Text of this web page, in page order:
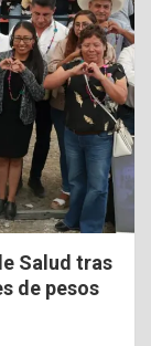
Salud tras
de pesos